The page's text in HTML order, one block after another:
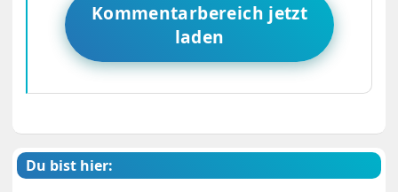
Kommentarbereich jetzt
laden
Du bist hier: